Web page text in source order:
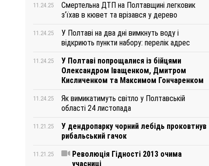
11.24.25
Смертельна ДТП на Полтавщині легковик
з‘їхав в кювет та врізався у дерево
11.24.25
У Полтаві на два дні вимкнуть воду і
відкриють пункти набору: перелік адрес
11.24.25
У Полтаві попрощалися із бійцями
Олександром Іващенком, Дмитром
Кисличенком та Максимом Гончаренком
11.24.25
Як вимикатимуть світло у Полтавській
області 24 листопада
11.21.25
У дендропарку чорний лебідь проковтнув
рибальський гачок
11.21.25
Революція Гідності 2013 очима
учасниці